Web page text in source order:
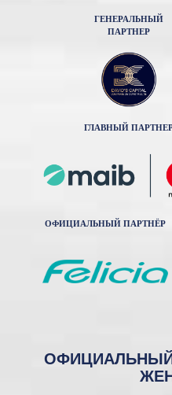
ГЕНЕРАЛЬНЫЙ
ПАРТНЕР
ГЛАВНЫЙ
ОФИЦИАЛЬНЫЙ ПАРТНЁР
ОФИЦИАЛЬНЫЙ